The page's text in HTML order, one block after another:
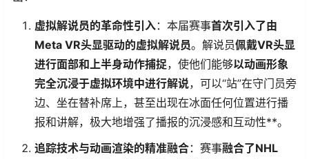
​虚拟解说员的革命性引入​​：本届赛事​​首次引入了由
Meta VR头显驱动的虚拟解说员​​。解说员​​佩戴VR头显
进行面部和上半身动作捕捉​​，使他们能够​​以动画形象
完全沉浸于虚拟环境中进行解说​​，可以“站”在守门员旁
边、坐在替补席上，甚至出现在冰面任何位置进行播
报和讲解，极大地增强了播报的沉浸感和互动性​**​。
​追踪技术与动画渲染的精准融合​​：赛事​​融合了NHL